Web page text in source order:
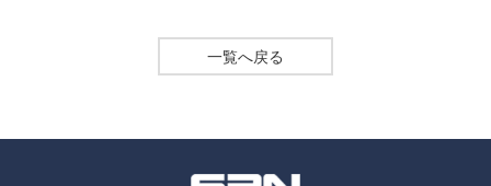
一覧へ戻る